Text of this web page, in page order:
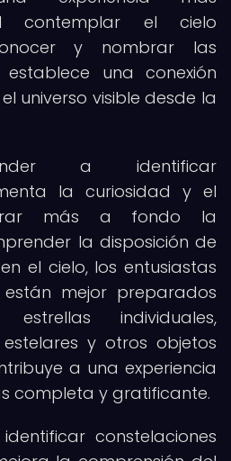
contemplar el cielo
y nombrar las
establece una conexión
universo visible desde la
a identificar
la curiosidad y el
más a fondo la
la disposición de
el cielo, los entusiastas
mejor preparados
individuales,
y otros objetos
a una experiencia
completa y gratificante.
constelaciones